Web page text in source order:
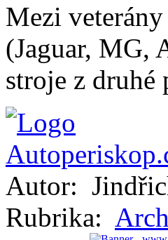
Mezi
(Jaguar, MG,
stroje z
Autor:
Rubrika: